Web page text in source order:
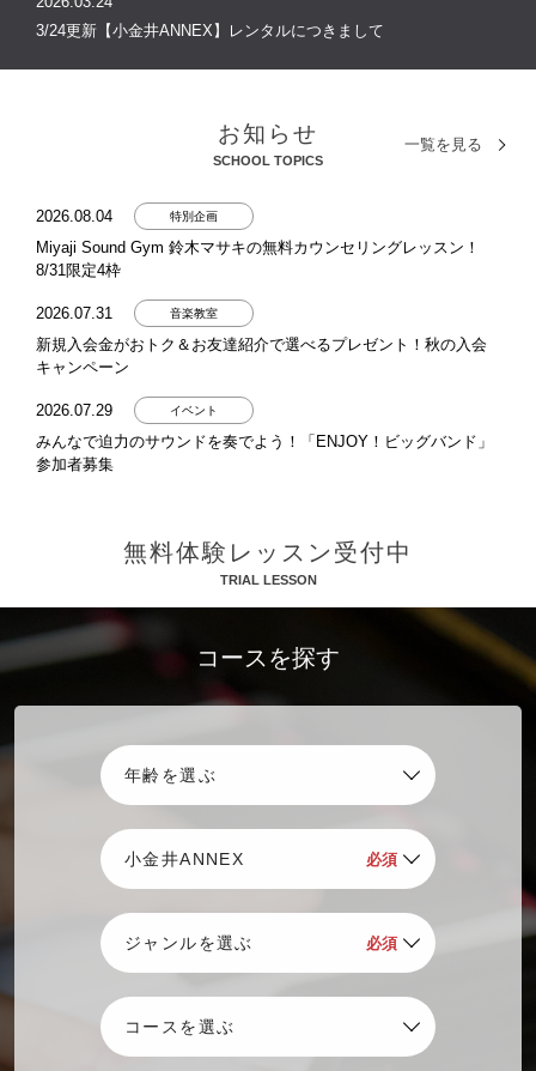
3/24更新【小金井ANNEX】レンタルにつきまして
お知らせ
SCHOOL TOPICS
一覧を見る
2026.08.04 特別企画
Miyaji Sound Gym 鈴木マサキの無料カウンセリングレッスン！
8/31限定4枠
2026.07.31 音楽教室
新規入会金がおトク＆お友達紹介で選べるプレゼント！秋の入会
キャンペーン
2026.07.29 イベント
みんなで迫力のサウンドを奏でよう！「ENJOY！ビッグバンド」
参加者募集
次世代アーティスト育成アカデミー「MIYAJI CANTERA」無料体
2026.07.06 特別企画
先生は和太鼓アイドル！KIDS和太鼓ミュージック教室8/26体験会
開催
2026.06.16 イベント
2026.05.11
音楽教室生徒によるピアノコンサート「はばたけ未来へ」
宮地楽器創業110周年企画「千住真理子&横山幸雄 デュオリサイタ
ル」チケット発売中
2026年も開催決定！宮地楽器の一大ダンスイベント MIYAJI
DANCE JAM
無料体験レッスン受付中
TRIAL LESSON
コースを探す